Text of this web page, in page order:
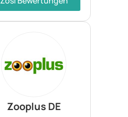
Zooplus DE